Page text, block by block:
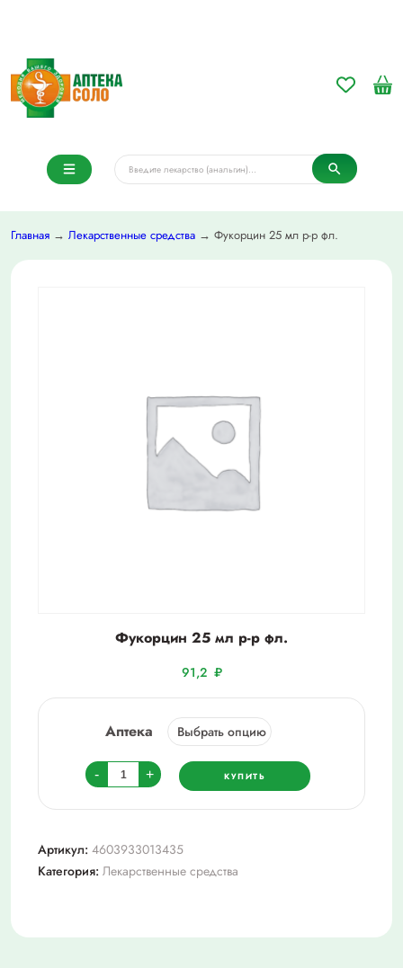
Главная → Лекарственные средства → Фукорцин 25 мл р-р фл.
Фукорцин 25 мл р-р фл.
91,2 ₽
Аптека
-
Количество
товара
Фукорцин
мл
р-
+ КУПИТЬ
Артикул: 4603933013435
Категория: Лекарственные средства